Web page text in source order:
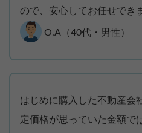
ので、安心してお任せでき
O.A（40代・男性）
はじめに購入した不動産会
定価格が思っていた金額で